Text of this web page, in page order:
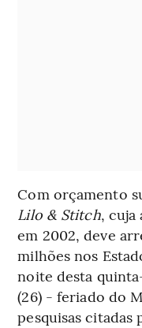
Com orçamento
Lilo & Stitch, cuja
em 2002, deve
milhões nos
noite desta
(26) - feriado do
pesquisas citadas